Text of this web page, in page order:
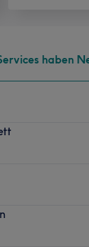
haben